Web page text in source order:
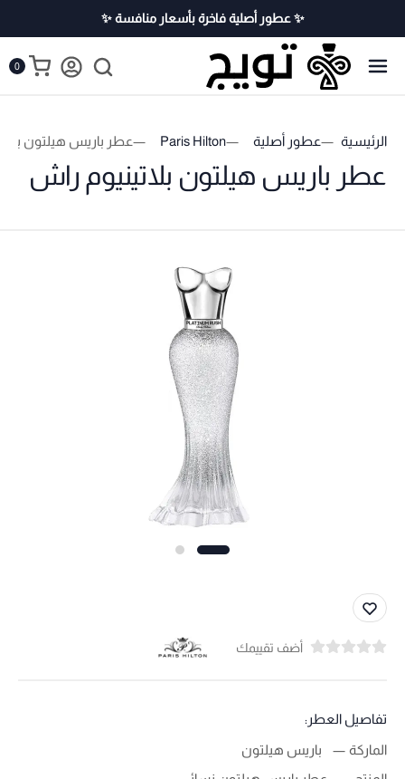
✨ عطور أصلية فاخرة بأسعار منافسة ✨
0
الرئيسية عطور أصلية Paris Hilton عطر باريس هيلتون
عطر باريس هيلتون بلاتينيوم راش
أضف تقييمك
تفاصيل العطر:
الماركة
باريس هيلتون